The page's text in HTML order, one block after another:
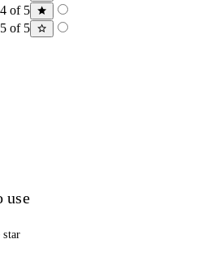
of 5
of 5
use
star